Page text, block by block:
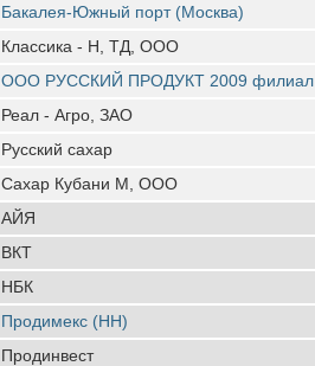
Бакалея-Южный порт (Москва)
Классика - Н, ТД, ООО
ООО РУССКИЙ ПРОДУКТ 2009 филиал
Реал - Агро, ЗАО
Русский сахар
Сахар Кубани М, ООО
АЙЯ
ВКТ
НБК
Продимекс (НН)
Продинвест